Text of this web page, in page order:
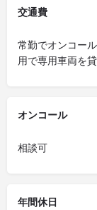
交通費
常勤でオンコー
用で専用車両を貸
オンコール
相談可
年間休日